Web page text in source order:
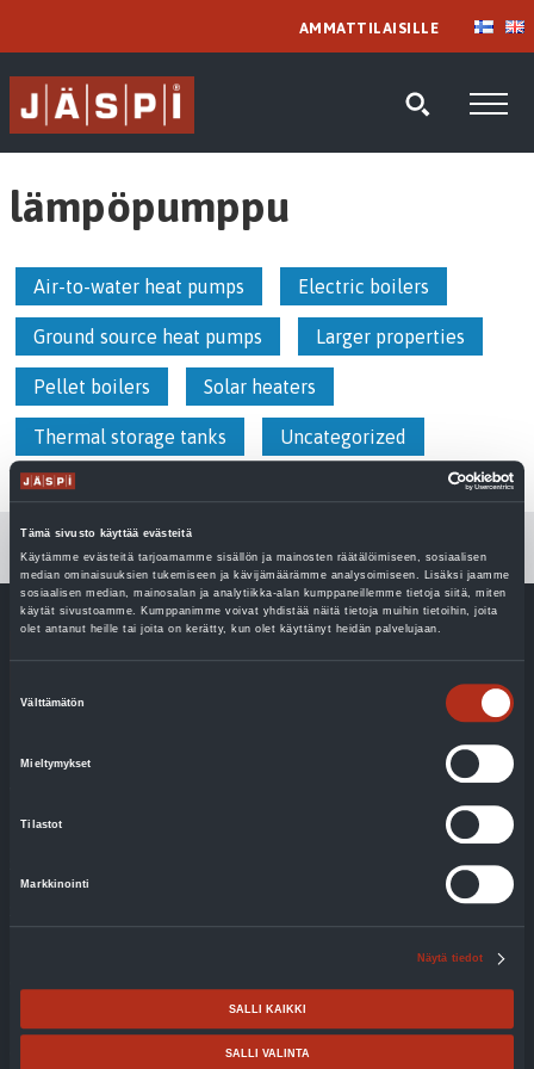
Tämä sivusto käyttää evästeitä
Käytämme evästeitä tarjoamamme sisällön ja mainosten räätälöimiseen, sosiaalisen
median ominaisuuksien tukemiseen ja kävijämäärämme analysoimiseen. Lisäksi jaamme
sosiaalisen median, mainosalan ja analytiikka-alan kumppaneillemme tietoja siitä, miten
käytät sivustoamme. Kumppanimme voivat yhdistää näitä tietoja muihin tietoihin, joita
olet antanut heille tai joita on kerätty, kun olet käyttänyt heidän palvelujaan.
Välttämätön
Mieltymykset
Tilastot
Markkinointi
Näytä tiedot
SALLI KAIKKI
SALLI VALINTA
AMMATTILAISILLE
lämpöpumppu
Air-to-water heat pumps Electric boilers
Ground source heat pumps Larger properties
Pellet boilers Solar heaters
Thermal storage tanks Uncategorized
Water heaters
predictable
The air-to-water heat pump upgraded the house to a new
The Laaksonen family exchanged oil for geothermal